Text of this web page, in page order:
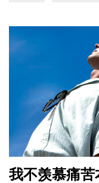
我不羡慕痛苦